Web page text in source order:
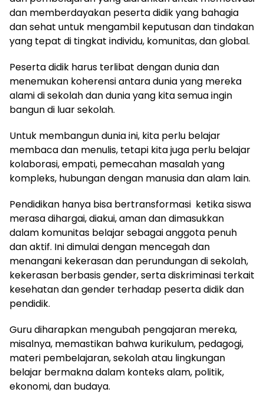
dan memberdayakan peserta didik yang bahagia
dan sehat untuk mengambil keputusan dan tindakan
yang tepat di tingkat individu, komunitas, dan global.​
Peserta didik harus terlibat dengan dunia dan
menemukan koherensi antara dunia yang mereka
alami di sekolah dan dunia yang kita semua ingin
bangun di luar sekolah.
Untuk membangun dunia ini, kita perlu belajar
membaca dan menulis, tetapi kita juga perlu belajar
kolaborasi, empati, pemecahan masalah yang
kompleks, hubungan dengan manusia dan alam lain.
Pendidikan hanya bisa bertransformasi ketika siswa
merasa dihargai, diakui, aman dan dimasukkan
dalam komunitas belajar sebagai anggota penuh
dan aktif. Ini dimulai dengan mencegah dan
menangani kekerasan dan perundungan di sekolah,
kekerasan berbasis gender, serta diskriminasi terkait
kesehatan dan gender terhadap peserta didik dan
pendidik.
Guru diharapkan mengubah pengajaran mereka,
misalnya, memastikan bahwa kurikulum, pedagogi,
materi pembelajaran, sekolah atau lingkungan
belajar bermakna dalam konteks alam, politik,
ekonomi, dan budaya.